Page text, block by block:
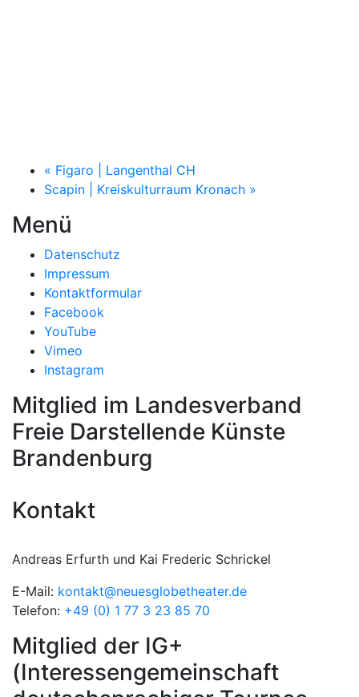
« Figaro | Langenthal CH
Scapin | Kreiskulturraum Kronach »
Menü
Datenschutz
Impressum
Kontaktformular
Facebook
YouTube
Vimeo
Instagram
Mitglied im Landesverband
Freie Darstellende Künste
Brandenburg
Kontakt
Andreas Erfurth und Kai Frederic Schrickel
E-Mail: kontakt@neuesglobetheater.de
Telefon: +49 (0) 1 77 3 23 85 70
Mitglied der IG+
(Interessengemeinschaft